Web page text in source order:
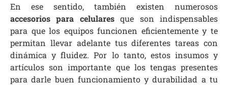
En ese sentido, también existen numerosos
accesorios para celularesque son indispensables
para que los equipos funcionen eficientemente y te
permitan llevar adelante tus diferentes tareas con
dinámica y fluidez. Por lo tanto, estos insumos y
artículos son importante que los tengas presentes
para darle buen funcionamiento y durabilidad a tu